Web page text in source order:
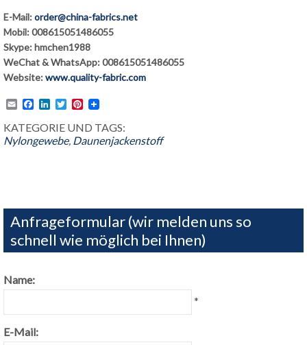
E-Mail:order@china-fabrics.net
Mobil: 008615051486055
Skype: hmchen1988
WeChat & WhatsApp: 008615051486055
Website:www.quality-fabric.com
EmailFacebook
LinkedIn
TwitterPinterest
KATEGORIE UND TAGS:
Nylongewebe, Daunenjackenstoff
Anfrageformular (wir melden uns so
schnell wie möglich bei Ihnen)
Name:
*
E-Mail: